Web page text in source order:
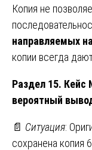
Копия не
направляемых
копии всегда
Раздел 15. Кейс
вероятный
📄 Ситуация:
сохранена копия